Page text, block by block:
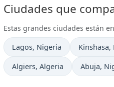
Ciudades que
Estas grandes ciudades están
Hora actual en
Lagos, Nigeria Hora
Kinshasa,
Hora actual en
Algiers, Algeria Hora
Abuja,